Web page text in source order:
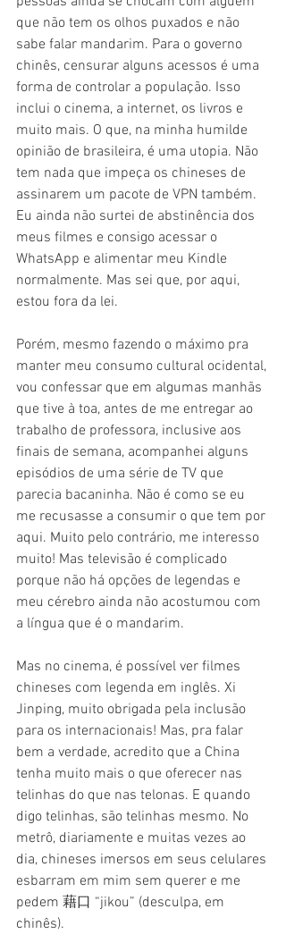
que não tem os olhos puxados e não
sabe falar mandarim. Para o governo
chinês, censurar alguns acessos é uma
forma de controlar a população. Isso
inclui o cinema, a internet, os livros e
muito mais. O que, na minha humilde
opinião de brasileira, é uma utopia. Não
tem nada que impeça os chineses de
assinarem um pacote de VPN também.
Eu ainda não surtei de abstinência dos
meus filmes e consigo acessar o
WhatsApp e alimentar meu Kindle
normalmente. Mas sei que, por aqui,
estou fora da lei.
Porém, mesmo fazendo o máximo pra
manter meu consumo cultural ocidental,
vou confessar que em algumas manhãs
que tive à toa, antes de me entregar ao
trabalho de professora, inclusive aos
finais de semana, acompanhei alguns
episódios de uma série de TV que
parecia bacaninha. Não é como se eu
me recusasse a consumir o que tem por
aqui. Muito pelo contrário, me interesso
muito! Mas televisão é complicado
porque não há opções de legendas e
meu cérebro ainda não acostumou com
a língua que é o mandarim.
Mas no cinema, é possível ver filmes
chineses com legenda em inglês. Xi
Jinping, muito obrigada pela inclusão
para os internacionais! Mas, pra falar
bem a verdade, acredito que a China
tenha muito mais o que oferecer nas
telinhas do que nas telonas. E quando
digo telinhas, são telinhas mesmo. No
metrô, diariamente e muitas vezes ao
dia, chineses imersos em seus celulares
esbarram em mim sem querer e me
pedem 藉口 “jikou” (desculpa, em
chinês).